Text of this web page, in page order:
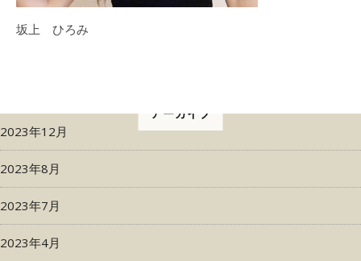
坂上 ひろみ
アーカイブ
2023年12月
2023年8月
2023年7月
2023年4月